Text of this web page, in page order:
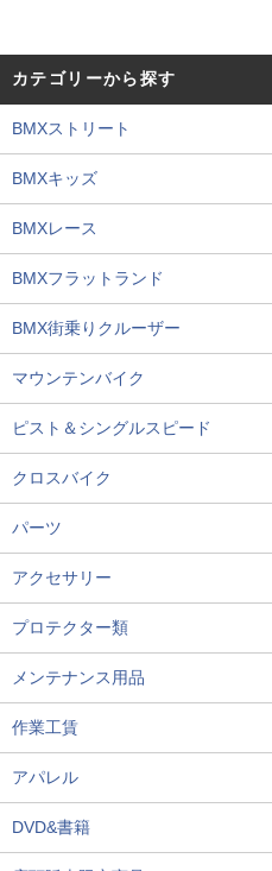
カテゴリーから探す
BMXストリート
BMXキッズ
BMXレース
BMXフラットランド
BMX街乗りクルーザー
マウンテンバイク
ピスト＆シングルスピード
クロスバイク
パーツ
アクセサリー
プロテクター類
メンテナンス用品
作業工賃
アパレル
DVD&書籍